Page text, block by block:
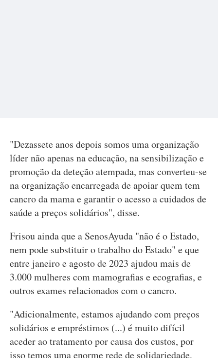
"Dezassete anos depois somos uma organização
líder não apenas na educação, na sensibilização e
promoção da deteção atempada, mas converteu-se
na organização encarregada de apoiar quem tem
cancro da mama e garantir o acesso a cuidados de
saúde a preços solidários", disse.
Frisou ainda que a SenosAyuda "não é o Estado,
nem pode substituir o trabalho do Estado" e que
entre janeiro e agosto de 2023 ajudou mais de
3.000 mulheres com mamografias e ecografias, e
outros exames relacionados com o cancro.
"Adicionalmente, estamos ajudando com preços
solidários e empréstimos (...) é muito difícil
aceder ao tratamento por causa dos custos, por
isso temos uma enorme rede de solidariedade,